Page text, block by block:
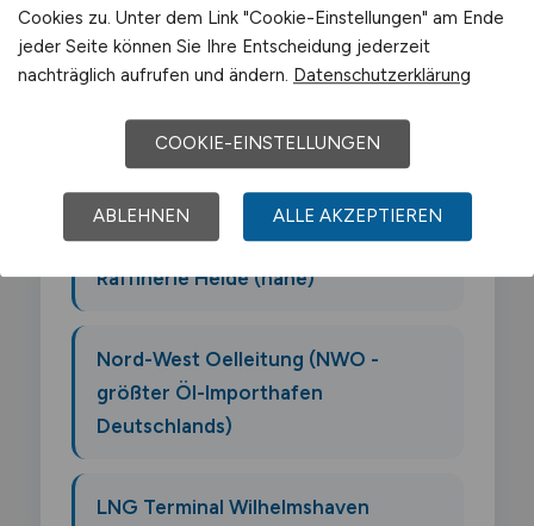
folgenden Arbeitgebern geprägt:
JadeWeserPort Betreiber
(Eurogate)
Nord-LB Standort
Raffinerie Heide (nahe)
Nord-West Oelleitung (NWO -
größter Öl-Importhafen
Deutschlands)
LNG Terminal Wilhelmshaven
Cookies zu. Unter dem Link "Cookie-Einstellungen" am Ende
jeder Seite können Sie Ihre Entscheidung jederzeit
nachträglich aufrufen und ändern. Datenschutzerklärung
COOKIE-EINSTELLUNGEN
ABLEHNEN ALLE AKZEPTIEREN